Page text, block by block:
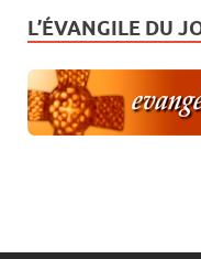
L’ÉVANGILE DU